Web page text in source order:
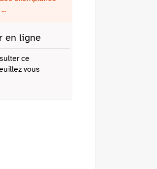
en ligne
ce
vous